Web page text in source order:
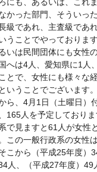
にも、あるいは、これ
かった部門、そういっ
級であれ、主査級であ
うことでやっております
いは民間団体にも女性
へは4人、愛知県に1人
とで、女性にも様々な
いうことでございます。
ら、4月1日（土曜日）
165人を予定しており
で見ますと61人が女性
この一般行政系の女性
こから（平成25年度）
人、（平成27年度）49